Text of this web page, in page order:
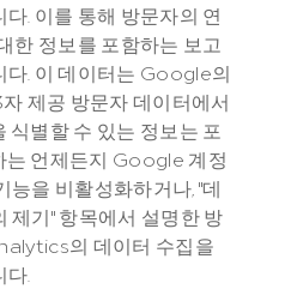
. 이를 통해 방문자의 연
한 정보를 포함하는 보고
다. 이 데이터는 Google의
제공 방문자 데이터에서
식별할 수 있는 정보는 포
는 언제든지 Google 계정
능을 비활성화하거나, "데
제기" 항목에서 설명한 방
의 데이터 수집을
.